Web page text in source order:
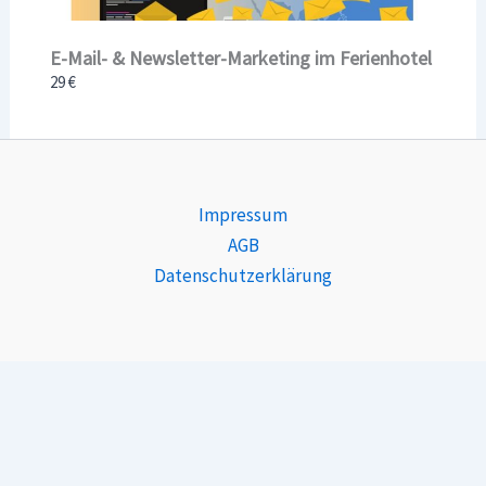
E-Mail- & Newsletter-Marketing im Ferienhotel
29 €
Impressum
AGB
Datenschutzerklärung